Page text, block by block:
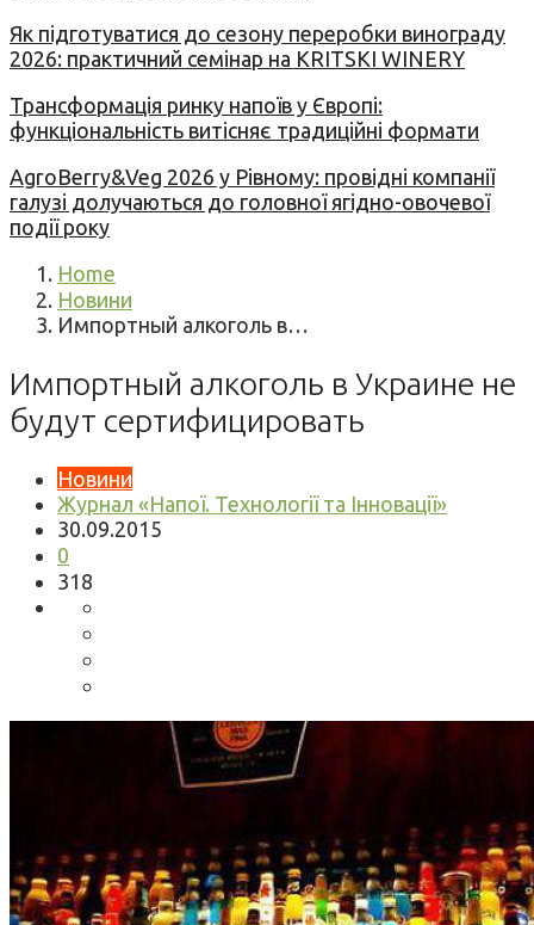
Як підготуватися до сезону переробки винограду
2026: практичний семінар на KRITSKI WINERY
Трансформація ринку напоїв у Європі:
функціональність витісняє традиційні формати
AgroBerry&Veg 2026 у Рівному: провідні компанії
галузі долучаються до головної ягідно-овочевої
події року
Home
Новини
Импортный алкоголь в…
Импортный алкоголь в Украине не
будут сертифицировать
Новини
Журнал «Напої. Технології та Інновації»
30.09.2015
0
318